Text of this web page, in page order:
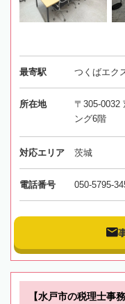
最寄駅 つくばエク
所在地
〒305-0032
ング6階
対応エリア 茨城
電話番号 050-5795-
【水戸市の税理士事